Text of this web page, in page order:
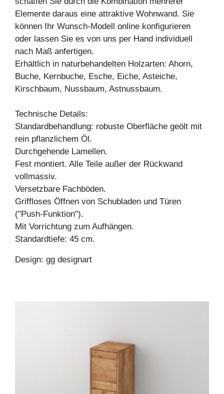
Elemente daraus eine attraktive Wohnwand. Sie
können Ihr Wunsch-Modell online konfigurieren
oder lassen Sie es von uns per Hand individuell
nach Maß anfertigen.
Erhältlich in naturbehandelten Holzarten: Ahorn,
Buche, Kernbuche, Esche, Eiche, Asteiche,
Kirschbaum, Nussbaum, Astnussbaum.
Technische Details:
Standardbehandlung: robuste Oberfläche geölt mit
rein pflanzlichem Öl.
Durchgehende Lamellen.
Fest montiert. Alle Teile außer der Rückwand
vollmassiv.
Versetzbare Fachböden.
Griffloses Öffnen von Schubladen und Türen
("Push-Funktion").
Mit Vorrichtung zum Aufhängen.
Standardtiefe: 45 cm.
Design: gg designart